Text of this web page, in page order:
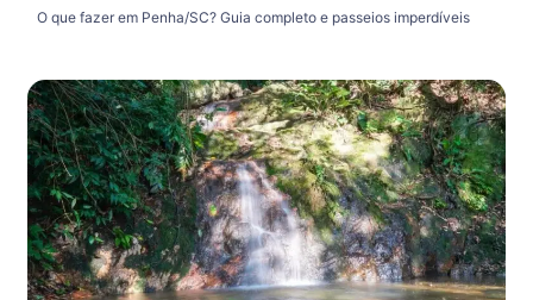
O que fazer em Penha/SC? Guia completo e passeios imperdíveis